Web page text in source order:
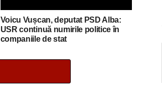
Voicu Vușcan, deputat PSD Alba:
USR continuă numirile politice în
companiile de stat